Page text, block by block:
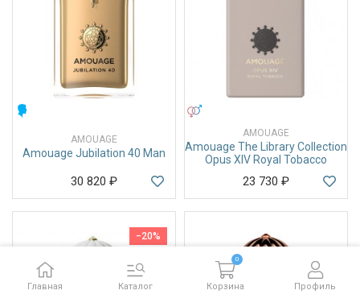
AMOUAGE
Amouage Jubilation 40 Man
30 820 ₽
AMOUAGE
Amouage The Library Collection
Opus XIV Royal Tobacco
23 730 ₽
−20%
Главная Каталог Корзина
0
Профиль